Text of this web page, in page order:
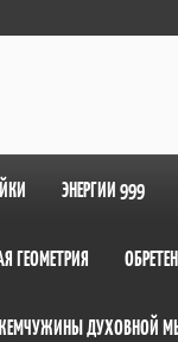
ЭНЕРГИИ 999
ГЕОМЕТРИЯ
ДУХОВНОЙ